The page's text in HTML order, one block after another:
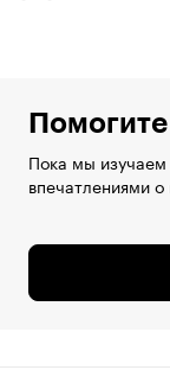
Пока мы
впечатлениями